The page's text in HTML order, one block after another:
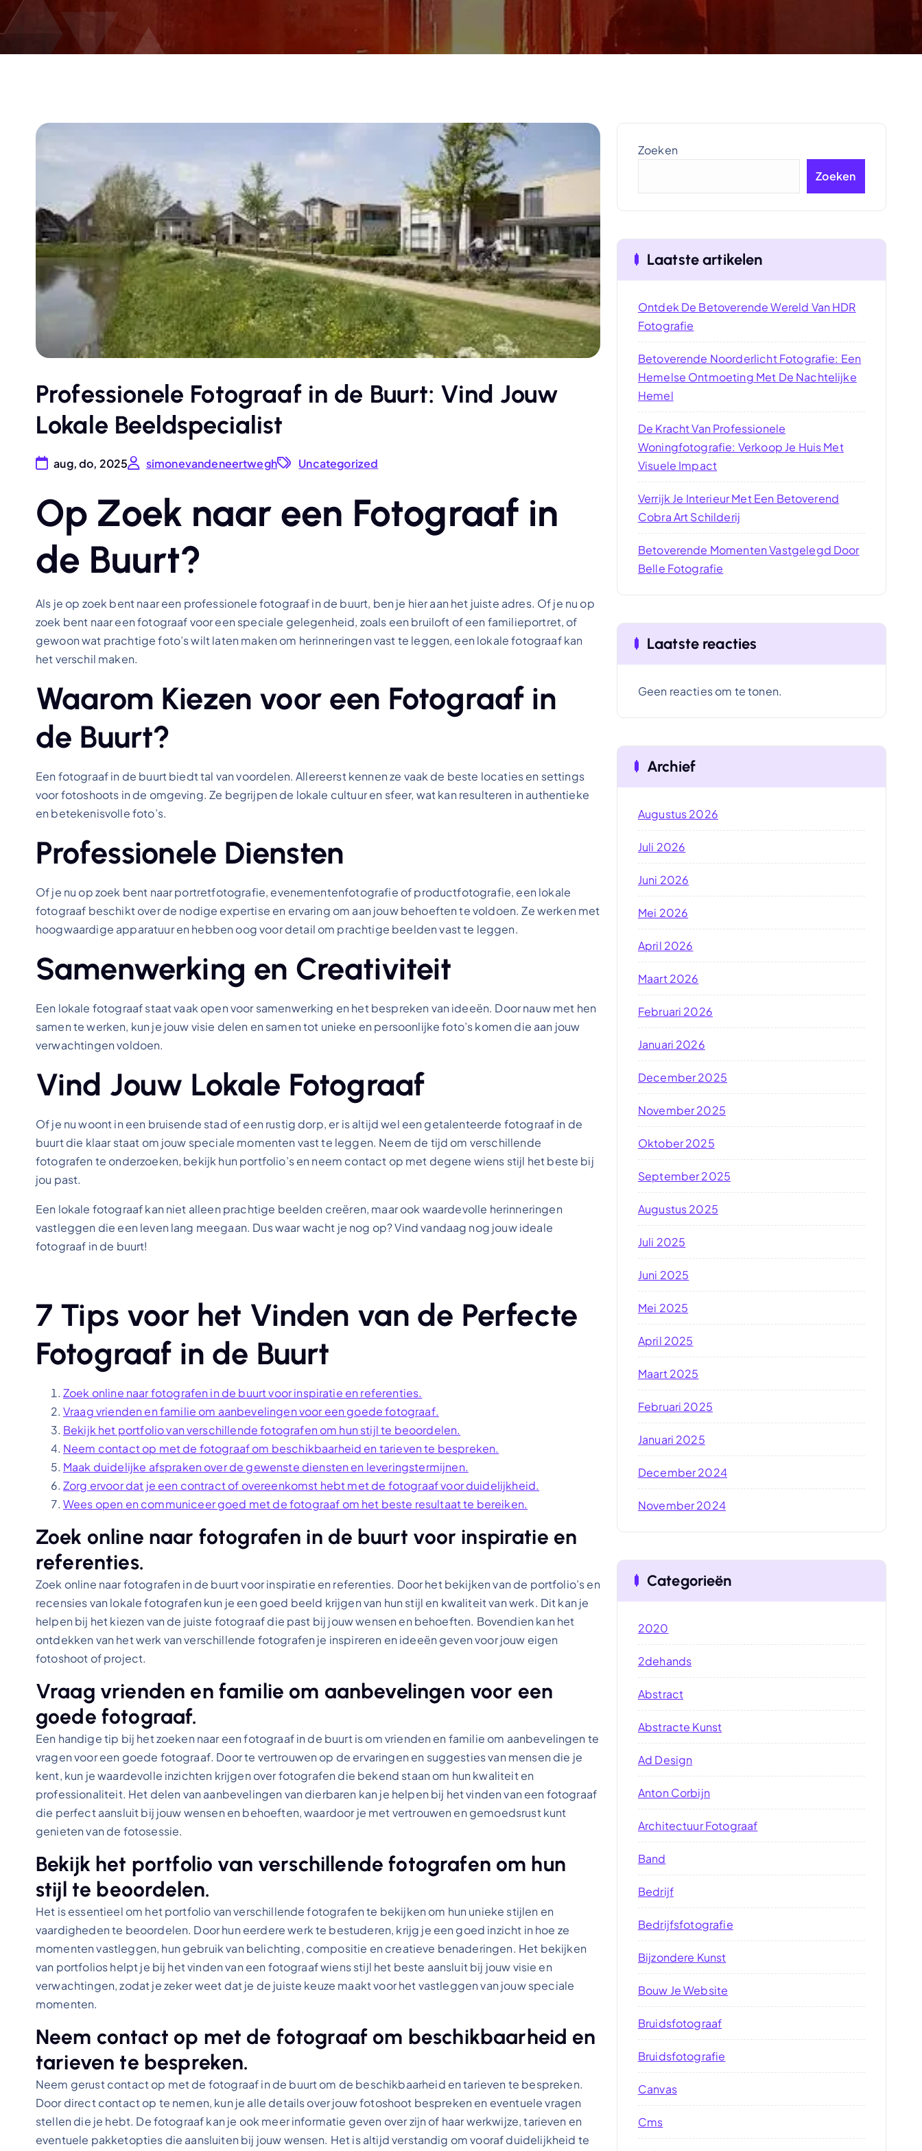
Professionele Fotograaf in de Buurt: Vind Jouw
Lokale Beeldspecialist
aug, do, 2025 simonevandeneertwegh Uncategorized
Op Zoek naar een Fotograaf in
de Buurt?
Als je op zoek bent naar een professionele fotograaf in de buurt, ben je hier aan het juiste adres. Of je nu op
zoek bent naar een fotograaf voor een speciale gelegenheid, zoals een bruiloft of een familieportret, of
gewoon wat prachtige foto’s wilt laten maken om herinneringen vast te leggen, een lokale fotograaf kan
het verschil maken.
Waarom Kiezen voor een Fotograaf in
de Buurt?
Een fotograaf in de buurt biedt tal van voordelen. Allereerst kennen ze vaak de beste locaties en settings
voor fotoshoots in de omgeving. Ze begrijpen de lokale cultuur en sfeer, wat kan resulteren in authentieke
en betekenisvolle foto’s.
Professionele Diensten
Of je nu op zoek bent naar portretfotografie, evenementenfotografie of productfotografie, een lokale
fotograaf beschikt over de nodige expertise en ervaring om aan jouw behoeften te voldoen. Ze werken met
hoogwaardige apparatuur en hebben oog voor detail om prachtige beelden vast te leggen.
Samenwerking en Creativiteit
Een lokale fotograaf staat vaak open voor samenwerking en het bespreken van ideeën. Door nauw met hen
samen te werken, kun je jouw visie delen en samen tot unieke en persoonlijke foto’s komen die aan jouw
verwachtingen voldoen.
Vind Jouw Lokale Fotograaf
Of je nu woont in een bruisende stad of een rustig dorp, er is altijd wel een getalenteerde fotograaf in de
buurt die klaar staat om jouw speciale momenten vast te leggen. Neem de tijd om verschillende
fotografen te onderzoeken, bekijk hun portfolio’s en neem contact op met degene wiens stijl het beste bij
jou past.
Een lokale fotograaf kan niet alleen prachtige beelden creëren, maar ook waardevolle herinneringen
vastleggen die een leven lang meegaan. Dus waar wacht je nog op? Vind vandaag nog jouw ideale
fotograaf in de buurt!
7 Tips voor het Vinden van de Perfecte
Fotograaf in de Buurt
Zoek online naar fotografen in de buurt voor inspiratie en referenties.
Vraag vrienden en familie om aanbevelingen voor een goede fotograaf.
Bekijk het portfolio van verschillende fotografen om hun stijl te beoordelen.
Neem contact op met de fotograaf om beschikbaarheid en tarieven te bespreken.
Maak duidelijke afspraken over de gewenste diensten en leveringstermijnen.
Zorg ervoor dat je een contract of overeenkomst hebt met de fotograaf voor duidelijkheid.
Wees open en communiceer goed met de fotograaf om het beste resultaat te bereiken.
Zoek online naar fotografen in de buurt voor inspiratie en
referenties.
Zoek online naar fotografen in de buurt voor inspiratie en referenties. Door het bekijken van de portfolio’s en
recensies van lokale fotografen kun je een goed beeld krijgen van hun stijl en kwaliteit van werk. Dit kan je
helpen bij het kiezen van de juiste fotograaf die past bij jouw wensen en behoeften. Bovendien kan het
ontdekken van het werk van verschillende fotografen je inspireren en ideeën geven voor jouw eigen
fotoshoot of project.
Vraag vrienden en familie om aanbevelingen voor een
goede fotograaf.
Een handige tip bij het zoeken naar een fotograaf in de buurt is om vrienden en familie om aanbevelingen te
vragen voor een goede fotograaf. Door te vertrouwen op de ervaringen en suggesties van mensen die je
kent, kun je waardevolle inzichten krijgen over fotografen die bekend staan om hun kwaliteit en
professionaliteit. Het delen van aanbevelingen van dierbaren kan je helpen bij het vinden van een fotograaf
die perfect aansluit bij jouw wensen en behoeften, waardoor je met vertrouwen en gemoedsrust kunt
genieten van de fotosessie.
Bekijk het portfolio van verschillende fotografen om hun
stijl te beoordelen.
Het is essentieel om het portfolio van verschillende fotografen te bekijken om hun unieke stijlen en
vaardigheden te beoordelen. Door hun eerdere werk te bestuderen, krijg je een goed inzicht in hoe ze
momenten vastleggen, hun gebruik van belichting, compositie en creatieve benaderingen. Het bekijken
van portfolios helpt je bij het vinden van een fotograaf wiens stijl het beste aansluit bij jouw visie en
verwachtingen, zodat je zeker weet dat je de juiste keuze maakt voor het vastleggen van jouw speciale
momenten.
Neem contact op met de fotograaf om beschikbaarheid en
tarieven te bespreken.
Neem gerust contact op met de fotograaf in de buurt om de beschikbaarheid en tarieven te bespreken.
Door direct contact op te nemen, kun je alle details over jouw fotoshoot bespreken en eventuele vragen
stellen die je hebt. De fotograaf kan je ook meer informatie geven over zijn of haar werkwijze, tarieven en
eventuele pakketopties die aansluiten bij jouw wensen. Het is altijd verstandig om vooraf duidelijkheid te
Zoeken
Zoeken
Laatste artikelen
Ontdek De Betoverende Wereld Van HDR
Fotografie
Betoverende Noorderlicht Fotografie: Een
Hemelse Ontmoeting Met De Nachtelijke
Hemel
De Kracht Van Professionele
Woningfotografie: Verkoop Je Huis Met
Visuele Impact
Verrijk Je Interieur Met Een Betoverend
Cobra Art Schilderij
Betoverende Momenten Vastgelegd Door
Belle Fotografie
Laatste reacties
Geen reacties om te tonen.
Archief
Augustus 2026
Juli 2026
Juni 2026
Mei 2026
April 2026
Maart 2026
Februari 2026
Januari 2026
December 2025
November 2025
Oktober 2025
September 2025
Augustus 2025
Juli 2025
Juni 2025
Mei 2025
April 2025
Maart 2025
Februari 2025
Januari 2025
December 2024
November 2024
Categorieën
2020
2dehands
Abstract
Abstracte Kunst
Ad Design
Anton Corbijn
Architectuur Fotograaf
Band
Bedrijf
Bedrijfsfotografie
Bijzondere Kunst
Bouw Je Website
Bruidsfotograaf
Bruidsfotografie
Canvas
Cms